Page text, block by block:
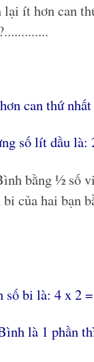
ít hơn can
thứ nhất
lít dầu là:
bằng ½ số
của hai bạn
là: 4 x 2 =
1 phần thì